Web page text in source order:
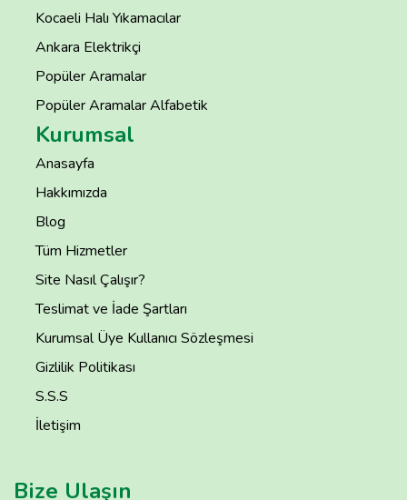
Kocaeli Halı Yıkamacılar
Ankara Elektrikçi
Popüler Aramalar
Popüler Aramalar Alfabetik
Kurumsal
Anasayfa
Hakkımızda
Blog
Tüm Hizmetler
Site Nasıl Çalışır?
Teslimat ve İade Şartları
Kurumsal Üye Kullanıcı Sözleşmesi
Gizlilik Politikası
S.S.S
İletişim
Bize Ulaşın